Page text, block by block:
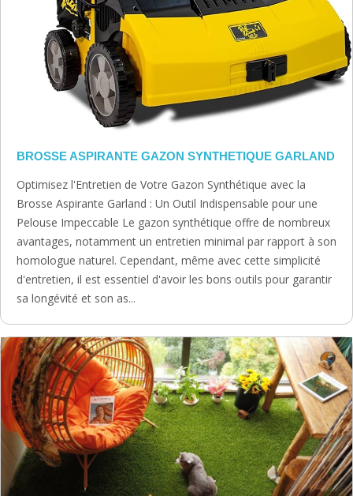
BROSSE ASPIRANTE GAZON SYNTHETIQUE GARLAND
Optimisez l'Entretien de Votre Gazon Synthétique avec la
Brosse Aspirante Garland : Un Outil Indispensable pour une
Pelouse Impeccable Le gazon synthétique offre de nombreux
avantages, notamment un entretien minimal par rapport à son
homologue naturel. Cependant, même avec cette simplicité
d'entretien, il est essentiel d'avoir les bons outils pour garantir
sa longévité et son as...